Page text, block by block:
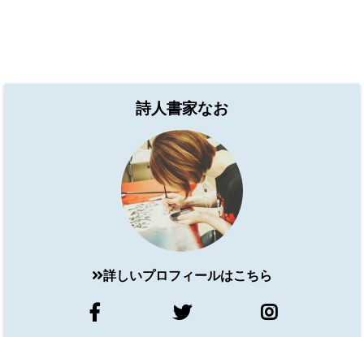
詩人書家なお
詳しいプロフィールはこちら